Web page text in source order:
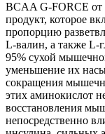
BCAA G-FORCE
продукт, которое
пропорцию
L-валин, а также L-
95% сухой
уменьшение их
сокращения
этих аминокислот
восстановления
непосредственно